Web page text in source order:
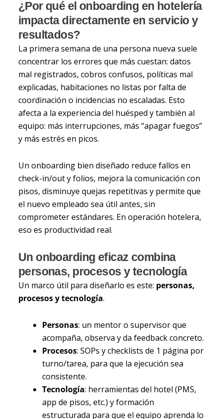
¿Por qué el onboarding en hotelería
impacta directamente en servicio y
resultados?
La primera semana de una persona nueva suele
concentrar los errores que más cuestan: datos
mal registrados, cobros confusos, políticas mal
explicadas, habitaciones no listas por falta de
coordinación o incidencias no escaladas. Esto
afecta a la experiencia del huésped y también al
equipo: más interrupciones, más “apagar fuegos”
y más estrés en picos.
Un onboarding bien diseñado reduce fallos en
check-in/out y folios, mejora la comunicación con
pisos, disminuye quejas repetitivas y permite que
el nuevo empleado sea útil antes, sin
comprometer estándares. En operación hotelera,
eso es productividad real.
Un onboarding eficaz combina
personas, procesos y tecnología
Un marco útil para diseñarlo es este: personas,
procesos y tecnología.
Personas: un mentor o supervisor que
acompaña, observa y da feedback concreto.
Procesos: SOPs y checklists de 1 página por
turno/tarea, para que la ejecución sea
consistente.
Tecnología: herramientas del hotel (PMS,
app de pisos, etc.) y formación
estructurada para que el equipo aprenda lo